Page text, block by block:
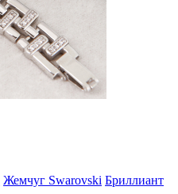
Жемчуг Swarovski Бриллиант